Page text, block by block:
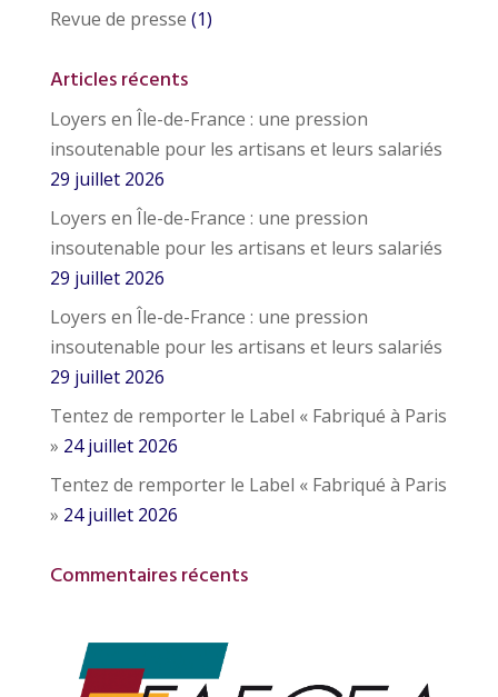
Revue de presse (1)
Articles récents
Loyers en Île-de-France : une pression
insoutenable pour les artisans et leurs salariés
29 juillet 2026
Loyers en Île-de-France : une pression
insoutenable pour les artisans et leurs salariés
29 juillet 2026
Loyers en Île-de-France : une pression
insoutenable pour les artisans et leurs salariés
29 juillet 2026
Tentez de remporter le Label « Fabriqué à Paris
» 24 juillet 2026
Tentez de remporter le Label « Fabriqué à Paris
» 24 juillet 2026
Commentaires récents